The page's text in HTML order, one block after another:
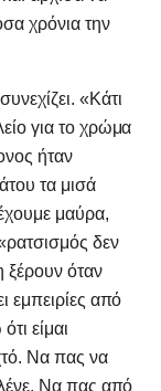
χρόνια την
«Κάτι
για το χρώμα
ήταν
τα μισά
μαύρα,
δεν
ξέρουν όταν
εμπειρίες από
είμαι
Να πας να
Να πας από